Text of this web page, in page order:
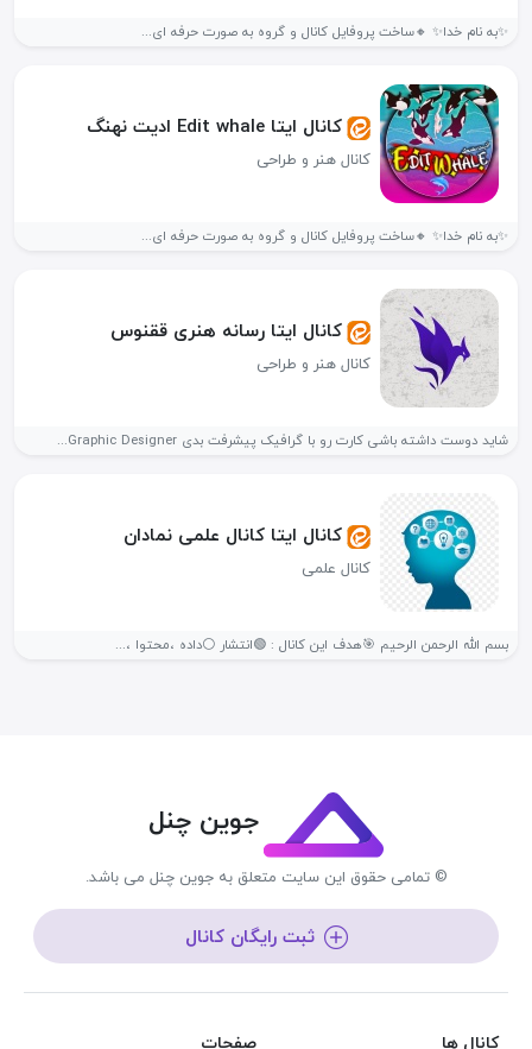
✨به نام خدا✨ 🔸ساخت پروفایل کانال و گروه به صورت حرفه ای...
کانال ایتا Edit whale ادیت نهنگ
کانال هنر و طراحی
✨به نام خدا✨ 🔸ساخت پروفایل کانال و گروه به صورت حرفه ای...
کانال ایتا رسانه هنری ققنوس
کانال هنر و طراحی
شاید دوست داشته باشی کارت رو با گرافیک پیشرفت بدی Graphic Designer...
کانال ایتا کانال علمی نمادان
کانال علمی
بسم الله الرحمن الرحیم 🎯هدف این کانال : 🟢انتشار ⚪داده ،محتوا ،...
جوین چنل
© تمامی حقوق این سایت متعلق به جوین چنل می باشد.
ثبت رایگان کانال
کانال ها صفحات